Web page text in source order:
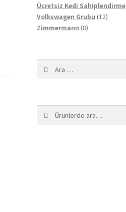
ürün
Ücretsiz Kedi Sahiplendirme
Volkswagen Grubu 1212
Zimmermann 88